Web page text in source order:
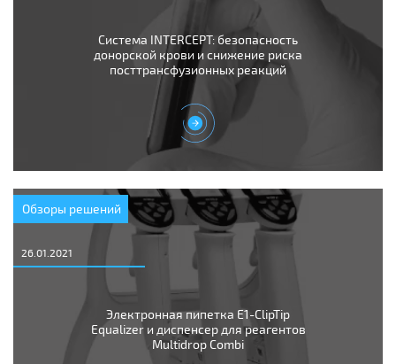
Система INTERCEPT: безопасность
донорской крови и снижение риска
посттрансфузионных реакций
Обзоры решений
26.01.2021
Электронная пипетка E1-ClipTip
Equalizer и диспенсер для реагентов
Multidrop Combi